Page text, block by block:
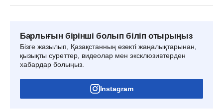
Барлығын бірінші болып біліп отырыңыз
Бізге жазылып, Қазақстанның өзекті жаңалықтарынан,
қызықты суреттер, видеолар мен эксклюзивтерден
хабардар болыңыз.
Instagram